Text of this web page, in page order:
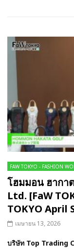
FAW TOKYO - FASHION
โฮมมอน ฮากา
Ltd. [FaW
TOKYO April
เมษายน 13, 2026
บริษัท Top Trading